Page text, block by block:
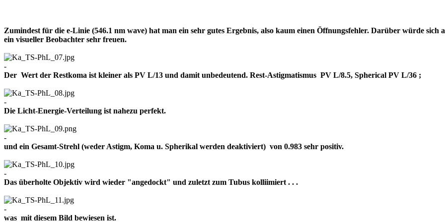
Zumindest für die e-Linie (546.1 nm wave) hat man ein sehr gutes Ergebnis, also kaum einen Öffnungsfehler. Darüber würde sich
ein visueller Beobachter sehr freuen.
-
Der Wert der Restkoma ist kleiner als PV L/13 und damit unbedeutend. Rest-Astigmatismus PV L/8.5, Spherical PV L/36 ;
-
Die Licht-Energie-Verteilung ist nahezu perfekt.
-
und ein Gesamt-Strehl (weder Astigm, Koma u. Spherikal werden deaktiviert) von 0.983 sehr positiv.
-
Das überholte Objektiv wird wieder "angedockt" und zuletzt zum Tubus kolliimiert . . .
-
was mit diesem Bild bewiesen ist.